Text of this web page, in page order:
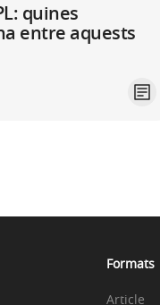
quines
entre aquests
Formats
Article